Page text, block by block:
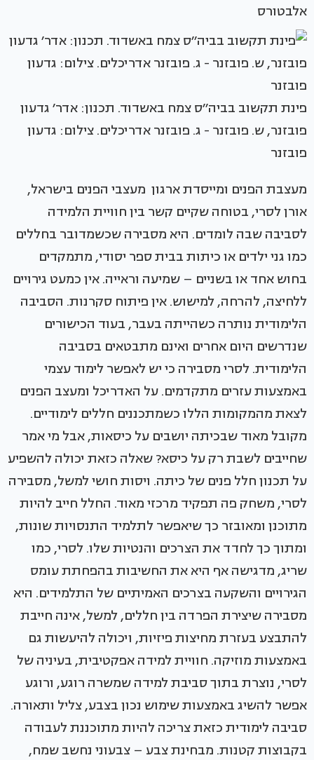
אלבטורס
פינת תקשוב בביה׳׳ס צמח באשדוד. תכנון: אדר׳ גדעון
פובזנר, ש. פובזנר - ג. פובזנר אדריכלים. צילום: גדעון
פובזנר
מעצבת הפנים ומייסדת ארגון מעצבי הפנים בישראל,
אורן לסרי, בטוחה שקיים קשר בין חוויית הלמידה
לסביבה שבה לומדים. היא מסבירה שכשמדובר בחללים
כמו גני ילדים או כיתות בבית ספר יסודי, מתמקדים
בחוש אחד או בשניים – שמיעה וראייה. אין כמעט גירויים
ללחיצה, להרחה, למישוש. אין פיתוח סקרנות. הסביבה
הלימודית נותרה כשהייתה בעבר, בעוד הכישורים
שנדרשים היום אחרים ואינם מתבטאים בסביבה
הלימודית. לסרי מסבירה כי יש לאפשר לימוד עצמי
באמצעות עזרים מתקדמים. על האדריכל ומעצב הפנים
לצאת מהמקומות הללו כשמתכננים חללים לימודיים.
מקובל מאוד שבכיתה יושבים על כיסאות, אבל מי אמר
שחייבים לשבת רק על כיסא? שאלה כזאת יכולה להשפיע
על תכנון חלל פנים של כיתה. ויסות חושי למשל, מסבירה
לסרי, משחק פה תפקיד מרכזי מאוד. החלל חייב להיות
מתוכנן ומאובזר כך שיאפשר לתלמיד התנסויות שונות,
ומתוך כך לחדד את הצרכים והנטיות שלו. לסרי, כמו
שריג, מדגישה אף היא את החשיבות בהפחתת עומס
הגירויים והשקעה בצרכים האמיתיים של התלמידים. היא
מסבירה שיצירת הפרדה בין חללים, למשל, אינה חייבת
להתבצע בעזרת מחיצות פיזיות, ויכולה להיעשות גם
באמצעות מוזיקה. חוויית למידה אפקטיבית, בעיניה של
לסרי, נוצרת בתוך סביבת למידה שמשרה רוגע, ורוגע
אפשר להשיג באמצעות שימוש נכון בצבע, צליל ותאורה.
סביבה לימודית כזאת צריכה להיות מתוכננת לעבודה
בקבוצות קטנות. מבחינת צבע – צבעוני נחשב שמח,